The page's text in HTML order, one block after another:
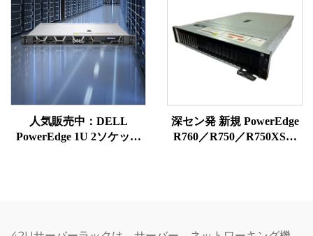
ストレージサーバー
人気販売中：DELL
PowerEdge 1U 2ソケット
深セン発 新規 PowerEdge
R760／R750／R750XS／